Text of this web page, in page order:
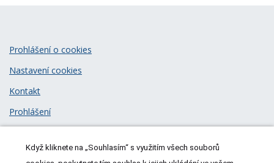
Prohlášení o cookies
Nastavení cookies
Kontakt
Prohlášení
Když kliknete na „Souhlasím“ s využitím všech souborů